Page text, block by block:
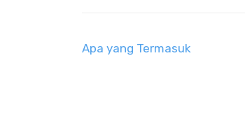
Apa yang Termasuk